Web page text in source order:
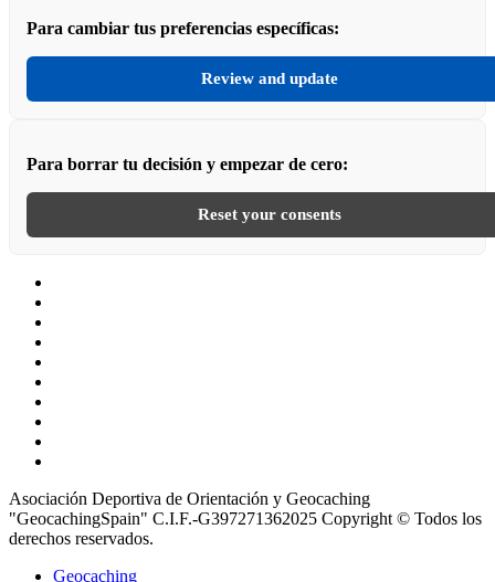
Para cambiar tus preferencias específicas:
Review and update
Para borrar tu decisión y empezar de cero:
Reset your consents
Cookies
Asociación Deportiva de Orientación y Geocaching
"GeocachingSpain" C.I.F.-G397271362025 Copyright © Todos los
derechos reservados.
Geocaching